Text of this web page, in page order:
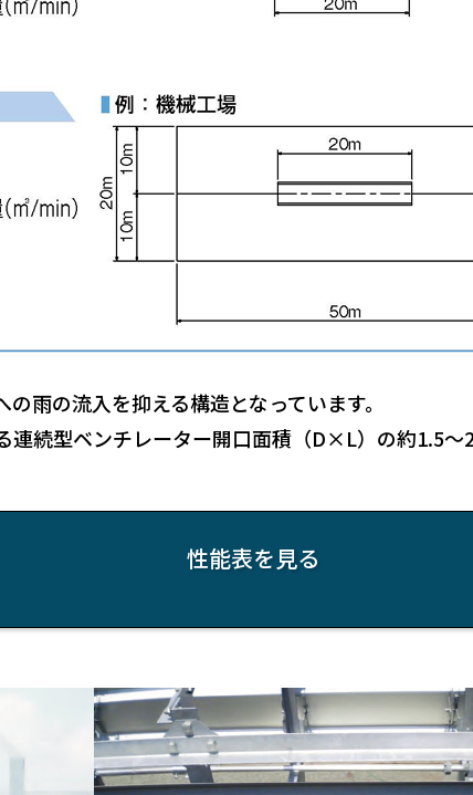
雨の流入を抑える構造となっています。
続型ベンチレーター開口面積（D×L）の約1.5～2
性能表を見る